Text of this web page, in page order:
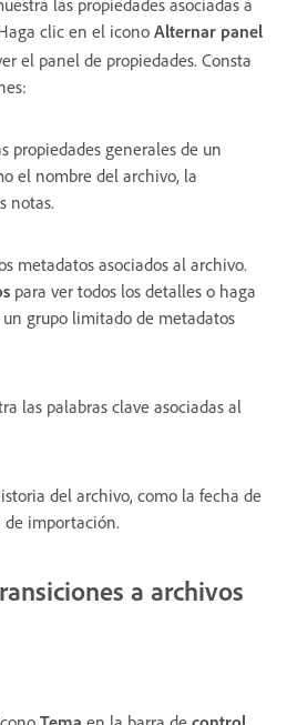
las propiedades asociadas a
clic en el icono Alternar panel
el panel de propiedades. Consta
propiedades generales de un
el nombre del archivo, la
notas.
metadatos asociados al archivo.
para ver todos los detalles o haga
un grupo limitado de metadatos
las palabras clave asociadas al
del archivo, como la fecha de
importación.
a archivos